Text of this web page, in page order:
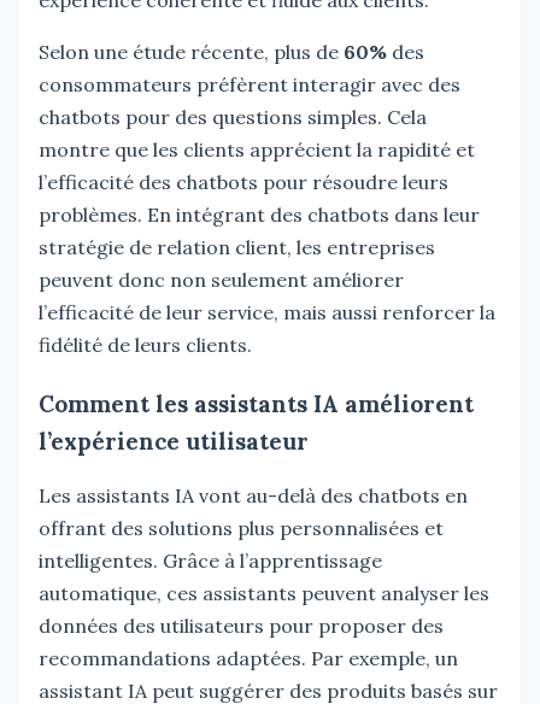
Selon une étude récente, plus de 60% des
consommateurs préfèrent interagir avec des
chatbots pour des questions simples. Cela
montre que les clients apprécient la rapidité et
l’efficacité des chatbots pour résoudre leurs
problèmes. En intégrant des chatbots dans leur
stratégie de relation client, les entreprises
peuvent donc non seulement améliorer
l’efficacité de leur service, mais aussi renforcer la
fidélité de leurs clients.
Comment les assistants IA améliorent
l’expérience utilisateur
Les assistants IA vont au-delà des chatbots en
offrant des solutions plus personnalisées et
intelligentes. Grâce à l’apprentissage
automatique, ces assistants peuvent analyser les
données des utilisateurs pour proposer des
recommandations adaptées. Par exemple, un
assistant IA peut suggérer des produits basés sur